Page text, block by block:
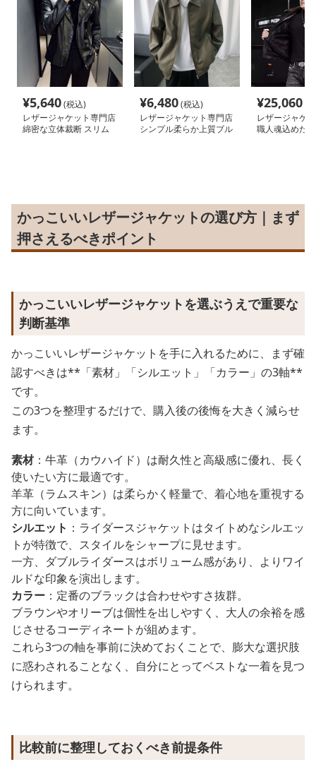
¥5,640(税込)
レザージャケット専門店
綿密な立体裁断 スリム
¥6,480(税込)
レザージャケット専門店
シンプル柔らか上質ブル
¥25,060
レザージャケ
職人魂込めた
かっこいいレザージャケットの選び方｜まず
押さえるべきポイント
かっこいいレザージャケットを選ぶうえで重要な
判断基準
かっこいいレザージャケットを手に入れるために、まず確
認すべきは**「素材」「シルエット」「カラー」の3軸**
です。
この3つを整理するだけで、購入後の後悔を大きく減らせ
ます。
素材：牛革（カウハイド）は耐久性と高級感に優れ、長く
使いたい方に最適です。
羊革（ラムスキン）は柔らかく軽量で、着心地を重視する
方に向いています。
シルエット ：ライダースジャケットはタイトめなシルエッ
トが特徴で、スタイルをシャープに見せます。
一方、ダブルライダースはボリューム感があり、よりワイ
ルドな印象を演出します。
カラー ：定番のブラックは合わせやすさ抜群。
ブラウンやオリーブは個性を出しやすく、大人の余裕を感
じさせるコーディネートが組めます。
これら3つの軸を事前に決めておくことで、膨大な選択肢
に惑わされることなく、自分にとってベストな一着を見つ
けられます。
比較前に整理しておくべき前提条件